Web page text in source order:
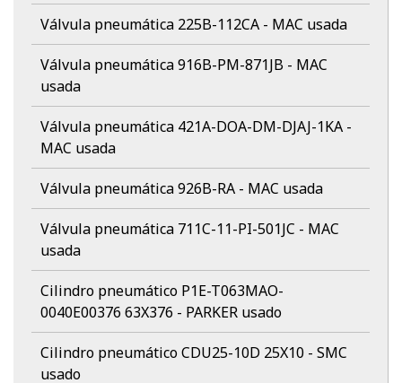
Válvula pneumática 225B-112CA - MAC usada
Válvula pneumática 916B-PM-871JB - MAC
usada
Válvula pneumática 421A-DOA-DM-DJAJ-1KA -
MAC usada
Válvula pneumática 926B-RA - MAC usada
Válvula pneumática 711C-11-PI-501JC - MAC
usada
Cilindro pneumático P1E-T063MAO-
0040E00376 63X376 - PARKER usado
Cilindro pneumático CDU25-10D 25X10 - SMC
usado